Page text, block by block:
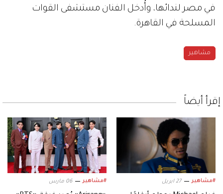
في مصر لندائها، وأُدخل الفنان مستشفى القوات
المسلحة في القاهرة.
مشاهير
إقرأ أيضاً
#مشاهير 27 ابريل #مشاهير 06 مارس